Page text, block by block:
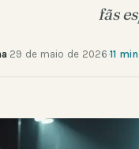
fãs
·29 de maio de 2026 ·11